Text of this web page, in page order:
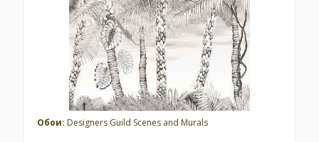
Обои: Designers Guild Scenes and Murals